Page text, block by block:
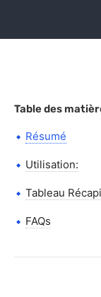
Table des
Résumé
Utilisation:
Tableau
FAQs